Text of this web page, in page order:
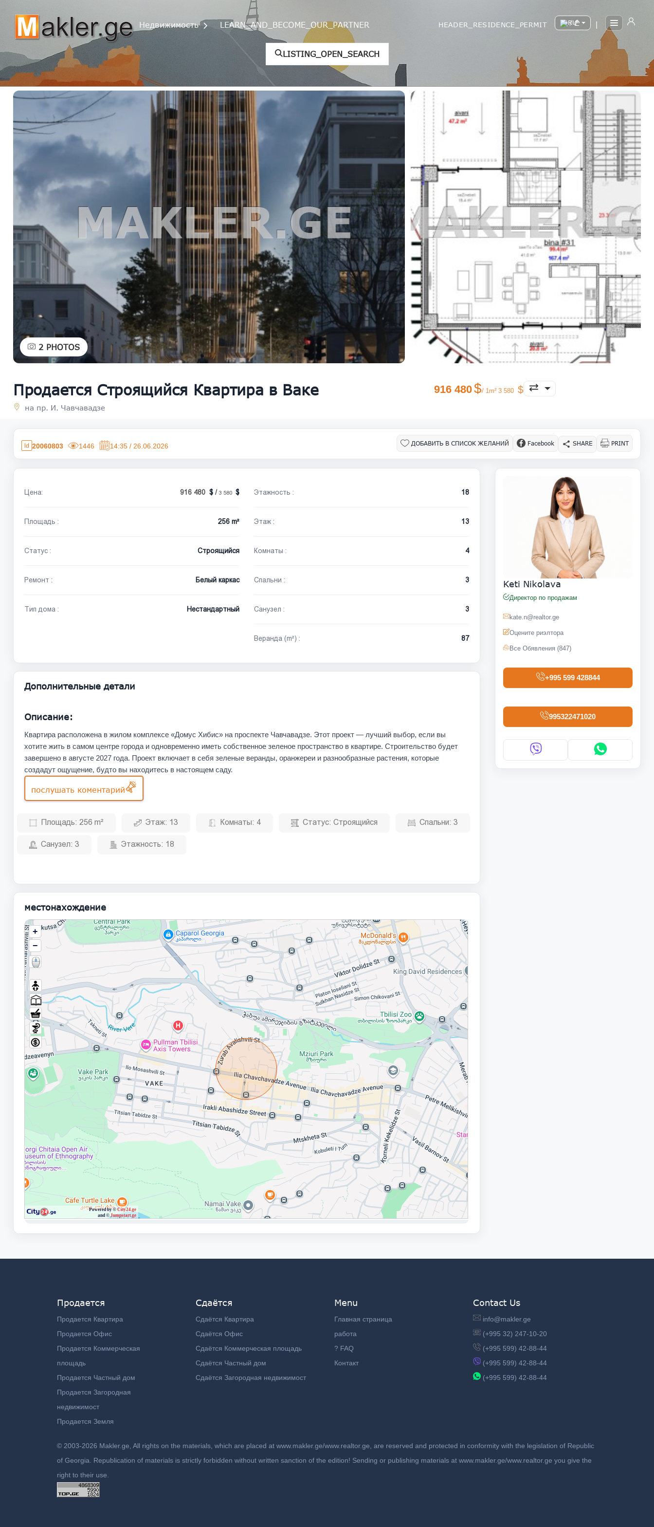
Недвижимость LEARN_AND_BECOME_OUR_PARTNER HEADER_RESIDENCE_PERMIT /
LISTING_OPEN_SEARCH
2 PHOTOS
Продается Строящийся Квартира в Ваке
на пр. И. Чавчавадзе
916 480 / 1m² 3 580
20060803 1446 14:35 / 26.06.2026 ДОБАВИТЬ В СПИСОК ЖЕЛАНИЙ Facebook SHARE PRINT
Цена: 916 480 / 3 580
Площадь : 256 m²
Статус : Строящийся
Ремонт : Белый каркас
Тип дома : Нестандартный
Этажность : 18
Этаж : 13
Комнаты : 4
Спальни : 3
Санузел : 3
Веранда (m²) : 87
Дополнительные детали
Описание:
Квартира расположена в жилом комплексе «Домус Хибис» на проспекте Чавчавадзе. Этот проект — лучший выбор, если вы
хотите жить в самом центре города и одновременно иметь собственное зеленое пространство в квартире. Строительство будет
завершено в августе 2027 года. Проект включает в себя зеленые веранды, оранжереи и разнообразные растения, которые
создадут ощущение, будто вы находитесь в настоящем саду.
послушать коментарий
Площадь: 256 m² Этаж: 13 Комнаты: 4 Статус: Строящийся Спальни: 3
Санузел: 3 Этажность: 18
местонахождение
Keti Nikolava
Директор по продажам
kate.n@realtor.ge
Оцените риэлтора
Все Обявления (847)
+995 599 428844
995322471020
Продается
Продается Квартира
Продается Офис
Продается Коммерческая
площадь
Продается Частный дом
Продается Загородная
недвижимост
Продается Земля
Сдаётся
Сдаётся Квартира
Сдаётся Офис
Сдаётся Коммерческая площадь
Сдаётся Частный дом
Сдаётся Загородная недвижимост
Menu
Главная страница
работа
? FAQ
Контакт
Contact Us
info@makler.ge
(+995 32) 247-10-20
(+995 599) 42-88-44
(+995 599) 42-88-44
(+995 599) 42-88-44
© 2003-2026 Makler.ge, All rights on the materials, which are placed at www.makler.ge/www.realtor.ge, are reserved and protected in conformity with the legislation of Republic
of Georgia. Republication of materials is strictly forbidden without written sanction of the edition! Sending or publishing materials at www.makler.ge/www.realtor.ge you give the
right to their use.